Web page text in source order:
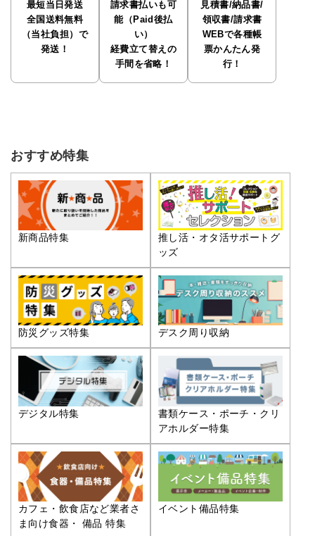
最短当日発送
全国送料無料
（当社負担）で
発送！
請求書払いも可
能（Paid後払
い）
経費立て替えの
手間を省略！
見積書/納品書/
領収書/請求書
WEBで各種帳
票かんたん発
行！
おすすめ特集
新商品特集
推し活・オタ活サポートグ
ッズ
防災グッズ特集 デスク周り収納
デジタル特集
書類ケース・ポーチ・クリ
アホルダー特集
カフェ・飲食店など業者さ
ま向け食器・ 備品 特集
イベント備品特集